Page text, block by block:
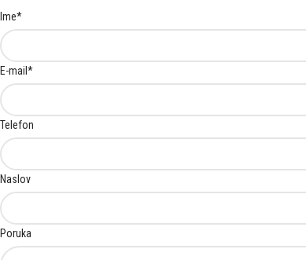
Ime*
E-mail *
Telefon
Naslov
Poruka